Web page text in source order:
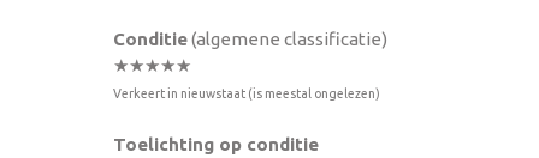
Conditie(algemene classificatie)
★★★★★
Verkeert in nieuwstaat (is meestal ongelezen)
Toelichting op conditie